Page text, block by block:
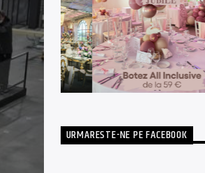
URMARESTE-NE PE FACEBOOK